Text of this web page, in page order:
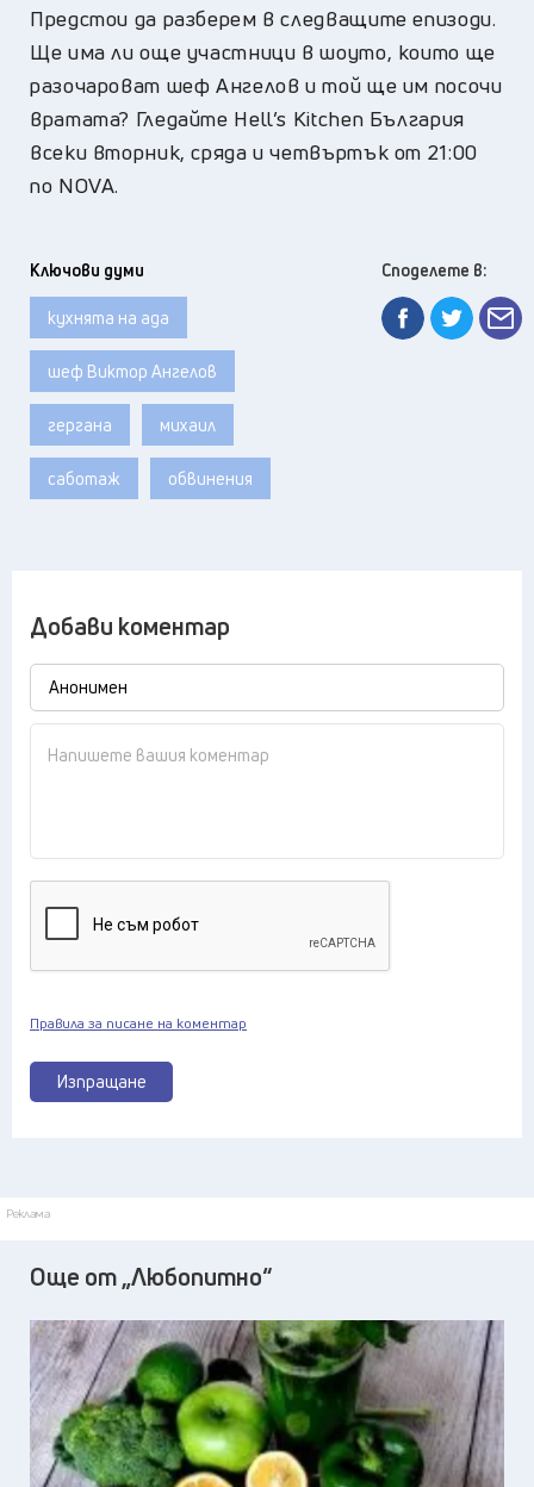
Предстои да разберем в следващите епизоди.
Ще има ли още участници в шоуто, които ще
разочароват шеф Ангелов и той ще им посочи
вратата? Гледайте Hell’s Kitchen България
всеки вторник, сряда и четвъртък от 21:00
по NOVA.
Ключови думи
кухнята на ада
шеф Виктор Ангелов
гергана михаил
саботаж обвинения
Споделете в:
Добави коментар
Изпращане
Правила за писане на коментар
Реклама
Още от „Любопитно“